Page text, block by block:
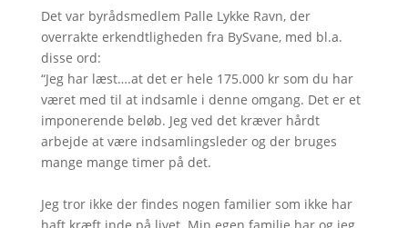
Det var byrådsmedlem Palle Lykke Ravn, der
overrakte erkendtligheden fra BySvane, med bl.a.
disse ord:
“Jeg har læst….at det er hele 175.000 kr som du har
været med til at indsamle i denne omgang. Det er et
imponerende beløb. Jeg ved det kræver hårdt
arbejde at være indsamlingsleder og der bruges
mange mange timer på det.
Jeg tror ikke der findes nogen familier som ikke har